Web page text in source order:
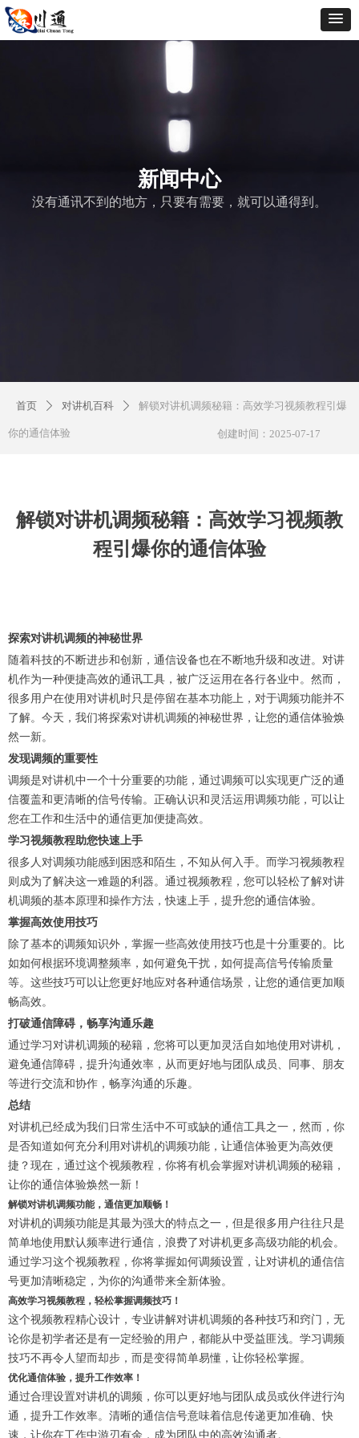
解锁对讲机调频秘籍：高效学习视频教
程引爆你的通信体验
探索对讲机调频的神秘世界
随着科技的不断进步和创新，通信设备也在不断地升级和改进。对讲
机作为一种便捷高效的通讯工具，被广泛运用在各行各业中。然而，
很多用户在使用对讲机时只是停留在基本功能上，对于调频功能并不
了解。今天，我们将探索对讲机调频的神秘世界，让您的通信体验焕
然一新。
发现调频的重要性
调频是对讲机中一个十分重要的功能，通过调频可以实现更广泛的通
信覆盖和更清晰的信号传输。正确认识和灵活运用调频功能，可以让
您在工作和生活中的通信更加便捷高效。
学习视频教程助您快速上手
很多人对调频功能感到困惑和陌生，不知从何入手。而学习视频教程
则成为了解决这一难题的利器。通过视频教程，您可以轻松了解对讲
机调频的基本原理和操作方法，快速上手，提升您的通信体验。
掌握高效使用技巧
除了基本的调频知识外，掌握一些高效使用技巧也是十分重要的。比
如如何根据环境调整频率，如何避免干扰，如何提高信号传输质量
等。这些技巧可以让您更好地应对各种通信场景，让您的通信更加顺
畅高效。
打破通信障碍，畅享沟通乐趣
通过学习对讲机调频的秘籍，您将可以更加灵活自如地使用对讲机，
避免通信障碍，提升沟通效率，从而更好地与团队成员、同事、朋友
等进行交流和协作，畅享沟通的乐趣。
总结
对讲机已经成为我们日常生活中不可或缺的通信工具之一，然而，你
是否知道如何充分利用对讲机的调频功能，让通信体验更为高效便
捷？现在，通过这个视频教程，你将有机会掌握对讲机调频的秘籍，
让你的通信体验焕然一新！
解锁对讲机调频功能，通信更加顺畅！
对讲机的调频功能是其最为强大的特点之一，但是很多用户往往只是
简单地使用默认频率进行通信，浪费了对讲机更多高级功能的机会。
通过学习这个视频教程，你将掌握如何调频设置，让对讲机的通信信
号更加清晰稳定，为你的沟通带来全新体验。
高效学习视频教程，轻松掌握调频技巧！
这个视频教程精心设计，专业讲解对讲机调频的各种技巧和窍门，无
论你是初学者还是有一定经验的用户，都能从中受益匪浅。学习调频
技巧不再令人望而却步，而是变得简单易懂，让你轻松掌握。
优化通信体验，提升工作效率！
通过合理设置对讲机的调频，你可以更好地与团队成员或伙伴进行沟
通，提升工作效率。清晰的通信信号意味着信息传递更加准确、快
速，让你在工作中游刃有余，成为团队中的高效沟通者。
首页 ꄲ 对讲机百科 ꄲ 解锁对讲机调频秘籍：高效学习视频教程引爆
你的通信体验 创建时间： 2025-07-17
新闻中心
没有通讯不到的地方，只要有需要，就可以通得到。